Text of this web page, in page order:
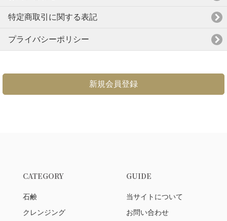
特定商取引に関する表記
プライバシーポリシー
新規会員登録
CATEGORY
石鹸
クレンジング
GUIDE
当サイトについて
お問い合わせ